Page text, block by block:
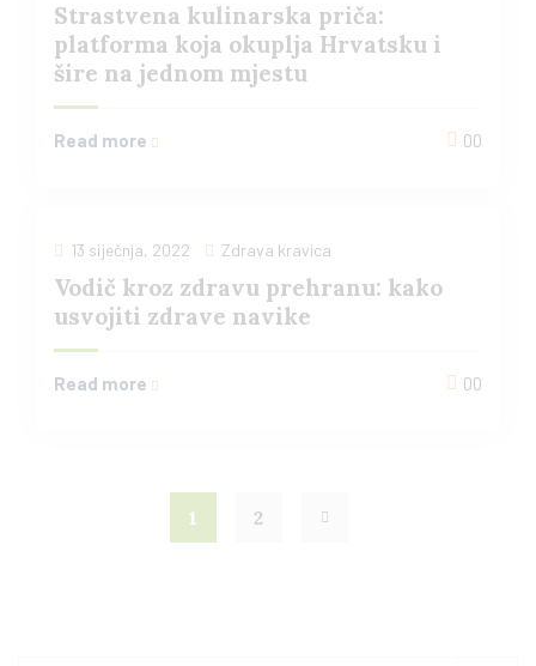
Strastvena kulinarska priča:
platforma koja okuplja Hrvatsku i
šire na jednom mjestu
Read more 00
13 siječnja, 2022 Zdrava kravica
Vodič kroz zdravu prehranu: kako
usvojiti zdrave navike
Read more 00
1 2